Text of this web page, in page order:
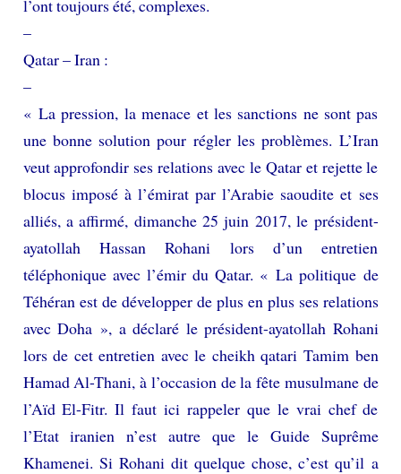
l’ont toujours été, complexes.
–
Qatar – Iran :
–
« La pression, la menace et les sanctions ne sont pas
une bonne solution pour régler les problèmes. L’Iran
veut approfondir ses relations avec le Qatar et rejette le
blocus imposé à l’émirat par l’Arabie saoudite et ses
alliés, a affirmé, dimanche 25 juin 2017, le président-
ayatollah Hassan Rohani lors d’un entretien
téléphonique avec l’émir du Qatar. « La politique de
Téhéran est de développer de plus en plus ses relations
avec Doha », a déclaré le président-ayatollah Rohani
lors de cet entretien avec le cheikh qatari Tamim ben
Hamad Al-Thani, à l’occasion de la fête musulmane de
l’Aïd El-Fitr. Il faut ici rappeler que le vrai chef de
l’Etat iranien n’est autre que le Guide Suprême
Khamenei. Si Rohani dit quelque chose, c’est qu’il a